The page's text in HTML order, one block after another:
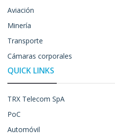
Aviación
Minería
Transporte
Cámaras corporales
QUICK LINKS
TRX Telecom SpA
PoC
Automóvil